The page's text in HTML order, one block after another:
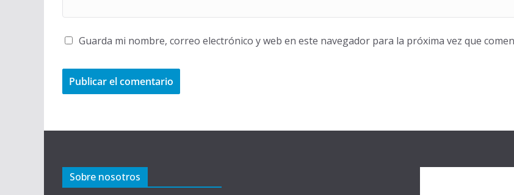
Guarda mi nombre, correo electrónico y web en este navegador para la próxima vez que
Sobre nosotros